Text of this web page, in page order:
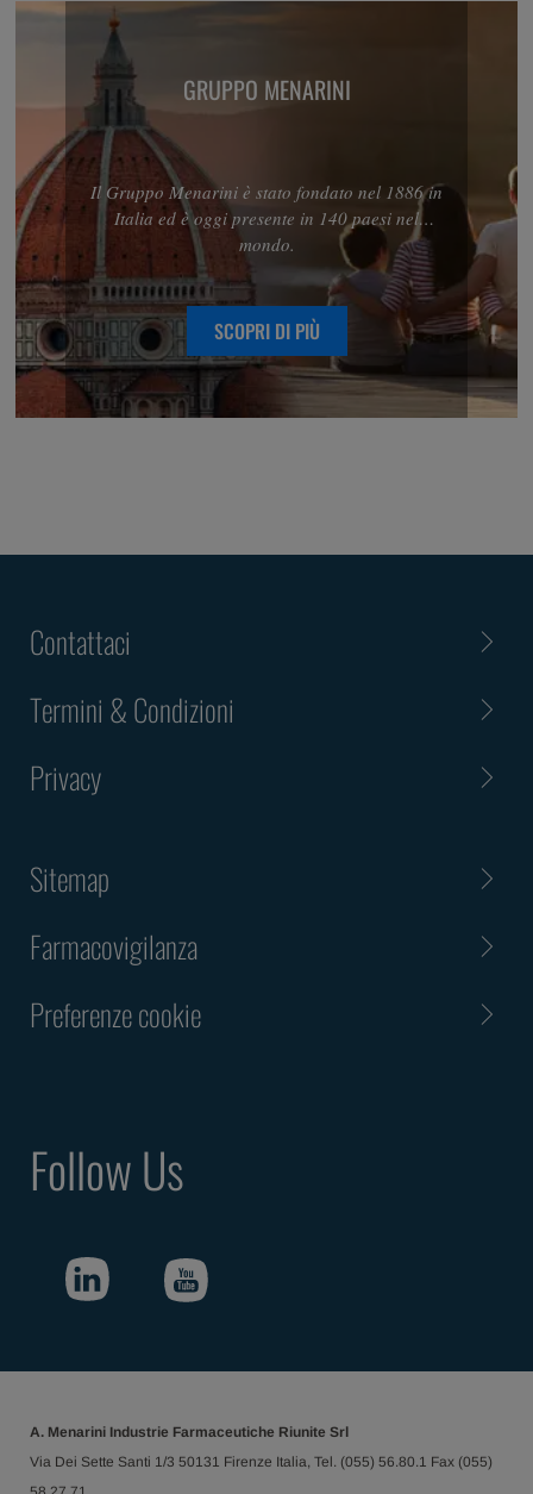
GRUPPO MENARINI
Il Gruppo Menarini è stato fondato nel 1886 in
Italia ed è oggi presente in 140 paesi nel
mondo.
SCOPRI DI PIÙ
Contattaci
Termini & Condizioni
Privacy
Sitemap
Farmacovigilanza
Preferenze cookie
Follow Us
A. Menarini Industrie Farmaceutiche Riunite Srl
Via Dei Sette Santi 1/3 50131 Firenze Italia, Tel. (055) 56.80.1 Fax (055)